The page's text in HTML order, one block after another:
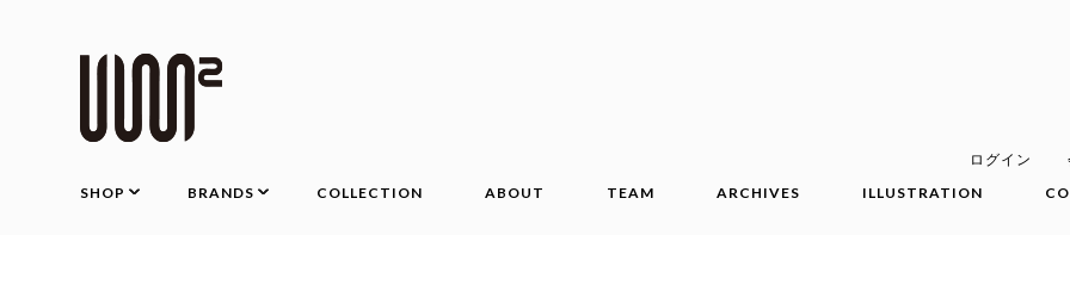
ログイン
SHOP
BRANDS COLLECTION ABOUT TEAM ARCHIVES ILLUSTRATION